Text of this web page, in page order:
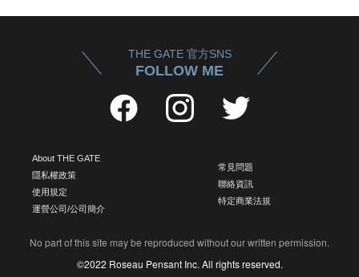
THE GATE 官方SNS
FOLLOW ME
About THE GATE
隱私權政策
使用規定
運營公司/公司簡介
常見問題
聯絡資訊
特定商業法規
No part of this site may be reproduced without our written permission.
©2022 Roseau Pensant Inc. All rights reserved.